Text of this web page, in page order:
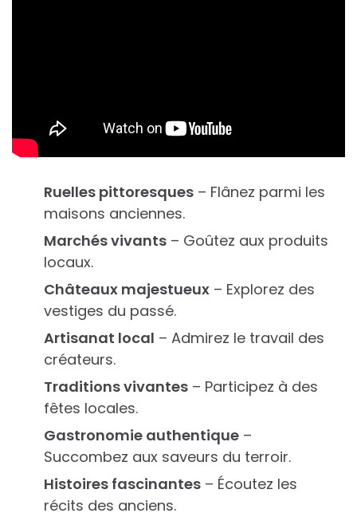
Ruelles pittoresques – Flânez parmi les
maisons anciennes.
Marchés vivants – Goûtez aux produits
locaux.
Châteaux majestueux – Explorez des
vestiges du passé.
Artisanat local – Admirez le travail des
créateurs.
Traditions vivantes – Participez à des
fêtes locales.
Gastronomie authentique –
Succombez aux saveurs du terroir.
Histoires fascinantes – Écoutez les
récits des anciens.